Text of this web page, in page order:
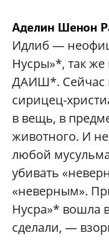
Аделин Шенон
Идлиб —
Нусры»*, так же
ДАИШ*. Сейчас
сирицец-
в вещь, в
животного. И
любой
убивать
«неверным».
Нусра»* вошла
сделали, —